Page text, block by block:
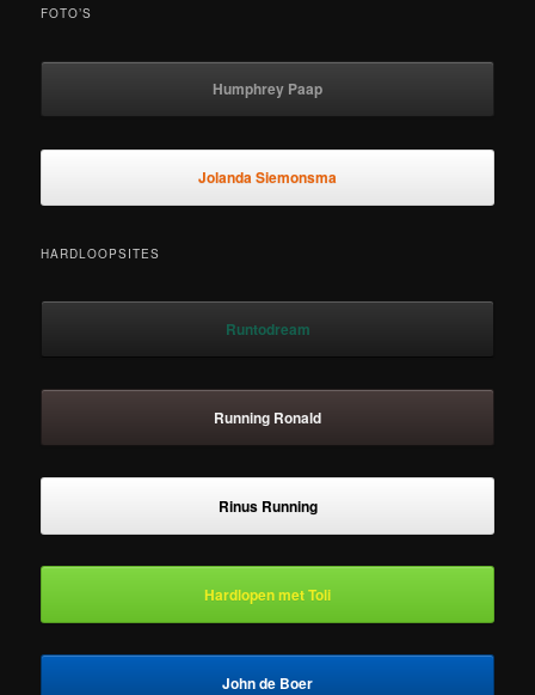
FOTO’S
Humphrey Paap
Jolanda Siemonsma
HARDLOOPSITES
Runtodream
Running Ronald
Rinus Running
Hardlopen met Toli
John de Boer